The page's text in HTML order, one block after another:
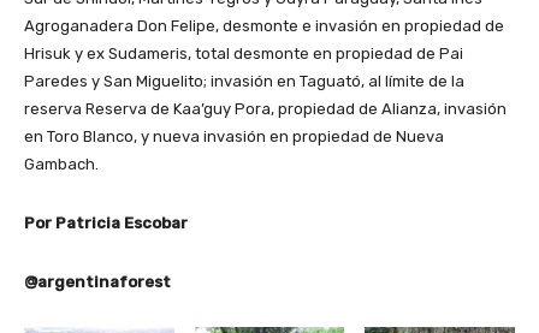
Agroganadera Don Felipe, desmonte e invasión en propiedad de
Hrisuk y ex Sudameris, total desmonte en propiedad de Pai
Paredes y San Miguelito; invasión en Taguató, al límite de la
reserva Reserva de Kaa’guy Pora, propiedad de Alianza, invasión
en Toro Blanco, y nueva invasión en propiedad de Nueva
Gambach.
Por Patricia Escobar
@argentinaforest